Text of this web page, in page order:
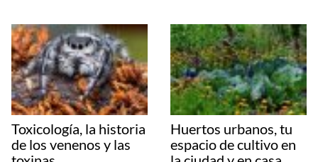
Toxicología, la historia
de los venenos y las
Huertos urbanos, tu
espacio de cultivo en